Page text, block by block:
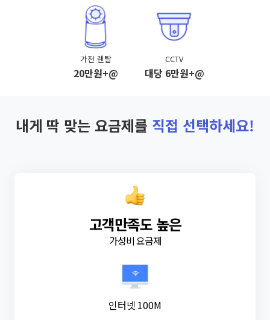
가전 렌탈
20만원+@
CCTV
대당 6만원+@
내게 딱 맞는 요금제를 직접 선택하세요!
고객만족도 높은
가성비 요금제
인터넷 100M